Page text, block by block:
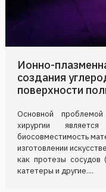
Ионно-
создания
поверхности
Основной
хирургии
биосовместимость
изготовлении
как протезы сосудов
катетеры и другие....